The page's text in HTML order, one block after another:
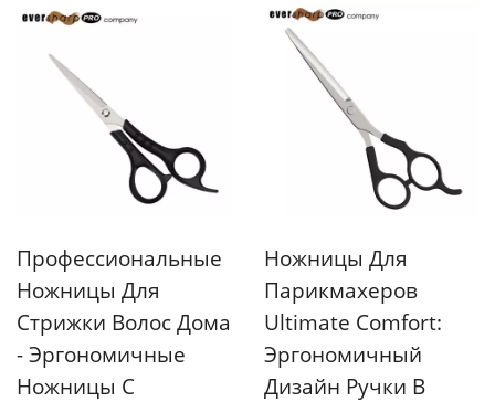
Профессиональные
Ножницы Для
Стрижки Волос Дома
- Эргономичные
Ножницы С
Ножницы Для
Парикмахеров
Ultimate Comfort:
Эргономичный
Дизайн Ручки В